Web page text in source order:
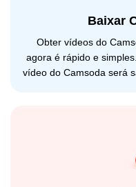
Baixar
Obter vídeos do
agora é rápido e
vídeo do Camsoda será